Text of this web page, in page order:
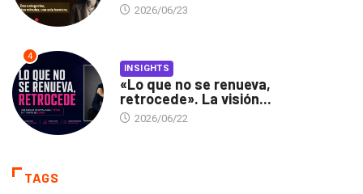
2026/06/23
4
INSIGHTS
«Lo que no se renueva,
retrocede». La visión...
2026/06/22
TAGS